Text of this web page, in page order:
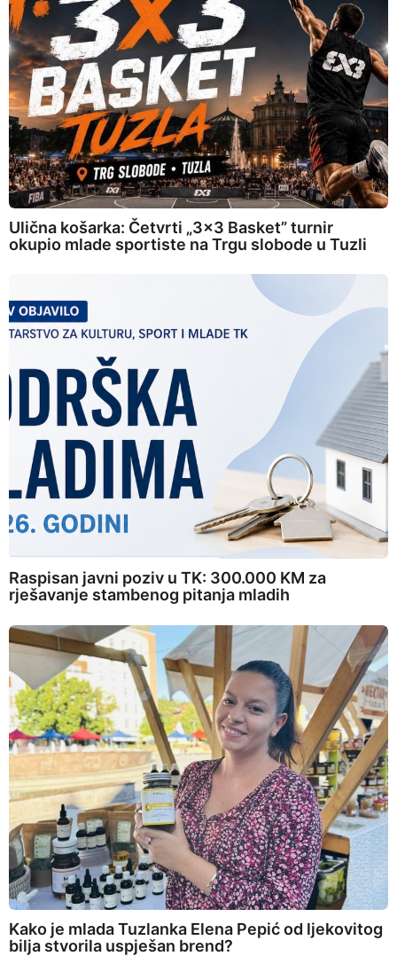
Ulična košarka: Četvrti „3×3 Basket” turnir
okupio mlade sportiste na Trgu slobode u Tuzli
Raspisan javni poziv u TK: 300.000 KM za
rješavanje stambenog pitanja mladih
Kako je mlada Tuzlanka Elena Pepić od ljekovitog
bilja stvorila uspješan brend?